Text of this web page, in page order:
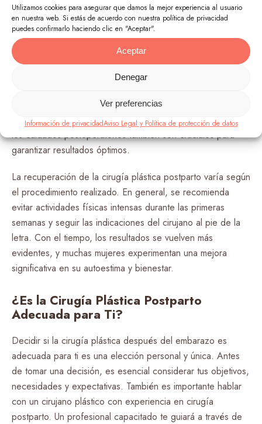
Utilizamos cookies para asegurar que damos la mejor experiencia al usuario
en nuestra web. Si estás de acuerdo con nuestra política de privacidad
puedes confirmarlo haciendo clic en "Aceptar".
Aceptar
Denegar
Ver preferencias
Información de privacidadAviso Legal y Política de protección de datos
Una pregunta que a menudo se plantea es si la cirugía
plástica después del embarazo es segura. En manos de un
cirujano plástico certificado y con experiencia, estos
procedimientos son generalmente seguros. Sin embargo, es
discutir las expectativas y riesgos con el cirujano antes de
decidirse por cualquier procedimiento. La recuperación y
los cuidados postoperatorios también son cruciales para
garantizar resultados óptimos.
La recuperación de la cirugía plástica postparto varía según
el procedimiento realizado. En general, se recomienda
evitar actividades físicas intensas durante las primeras
semanas y seguir las indicaciones del cirujano al pie de la
letra. Con el tiempo, los resultados se vuelven más
evidentes, y muchas mujeres experimentan una mejora
significativa en su autoestima y bienestar.
¿Es la Cirugía Plástica Postparto
Adecuada para Ti?
Decidir si la cirugía plástica después del embarazo es
adecuada para ti es una elección personal y única. Antes
de tomar una decisión, es esencial considerar tus objetivos,
necesidades y expectativas. También es importante hablar
con un cirujano plástico con experiencia en cirugía
postparto. Un profesional capacitado te guiará a través de